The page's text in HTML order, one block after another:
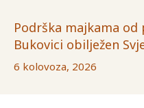
Podrška majkama od
Bukovici obilježen
6 kolovoza, 2026